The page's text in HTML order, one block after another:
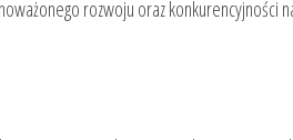
rozwoju oraz konkurencyjności